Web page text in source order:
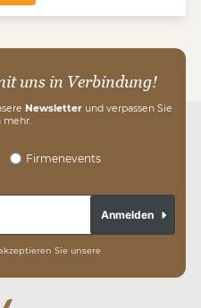
uns in Verbindung!
Newsletter und verpassen Sie
mehr.
Firmenevents
Sie unsere
Anmelden